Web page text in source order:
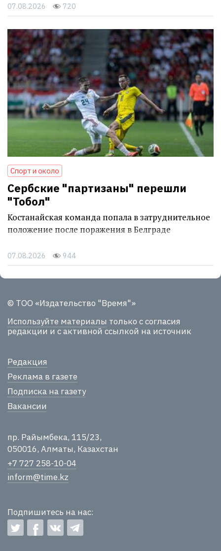
07.08.2026 720
Спорт и около
Сербские "партизаны" перешли
"Тобол"
Костанайская команда попала в затруднительное
положение после поражения в Белграде
07.08.2026 944
© ТОО «Издательство "Время"»
Используйте материалы только с согласия
редакции и с активной ссылкой на источник
Редакция
Реклама в газете
Подписка на газету
Вакансии
пр. Райымбека, 115/23,
050016, Алматы, Казахстан
+7 727 258-10-04
inform@time.kz
Подпишитесь на нас: